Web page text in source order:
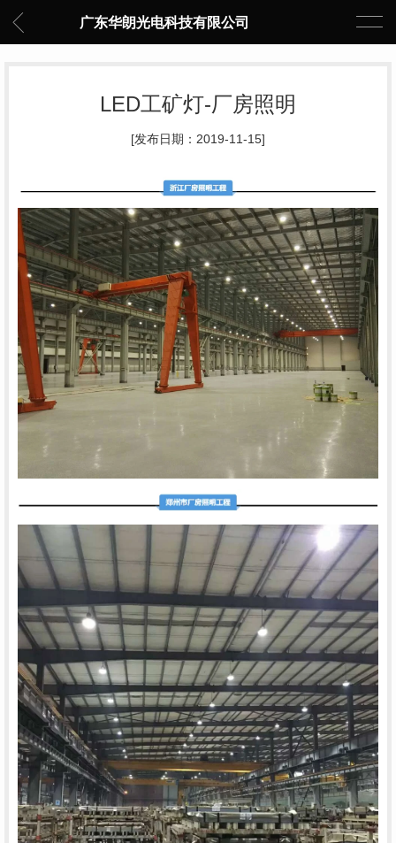
广东华朗光电科技有限公司
LED工矿灯-厂房照明
[发布日期：2019-11-15]